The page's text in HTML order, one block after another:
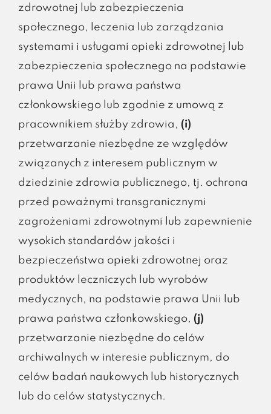
zdrowotnej lub zabezpieczenia
społecznego, leczenia lub zarządzania
systemami i usługami opieki zdrowotnej lub
zabezpieczenia społecznego na podstawie
prawa Unii lub prawa państwa
członkowskiego lub zgodnie z umową z
pracownikiem służby zdrowia, (i)
przetwarzanie niezbędne ze względów
związanych z interesem publicznym w
dziedzinie zdrowia publicznego, tj. ochrona
przed poważnymi transgranicznymi
zagrożeniami zdrowotnymi lub zapewnienie
wysokich standardów jakości i
bezpieczeństwa opieki zdrowotnej oraz
produktów leczniczych lub wyrobów
medycznych, na podstawie prawa Unii lub
prawa państwa członkowskiego, (j)
przetwarzanie niezbędne do celów
archiwalnych w interesie publicznym, do
celów badań naukowych lub historycznych
lub do celów statystycznych.